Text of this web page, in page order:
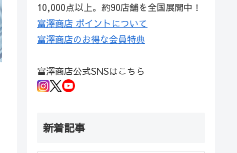
10,000点以上。約90店舗を全国展開中！
富澤商店 ポイントについて
富澤商店のお得な会員特典
富澤商店公式SNSはこちら
新着記事